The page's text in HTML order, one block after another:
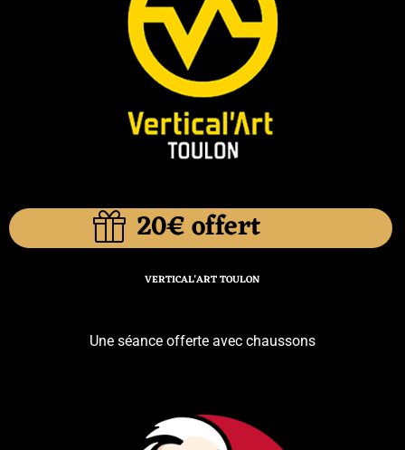
20€ offert
VERTICAL'ART TOULON
Une séance offerte avec chaussons